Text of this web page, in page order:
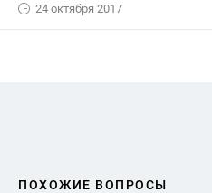
24 октября 2017
ПОХОЖИЕ ВОПРОСЫ